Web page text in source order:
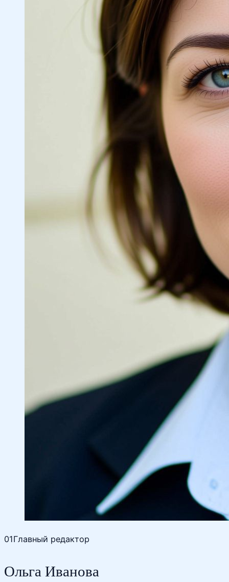
01Главный редактор
Ольга Иванова